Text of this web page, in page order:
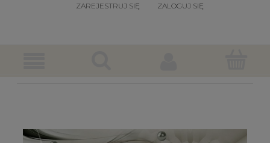
ZAREJESTRUJ SIĘ ZALOGUJ SIĘ